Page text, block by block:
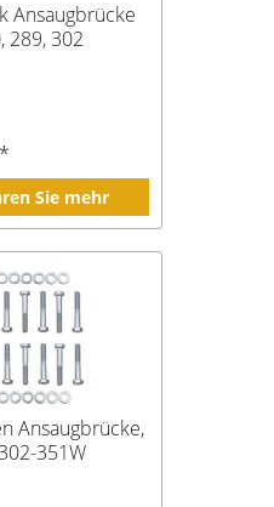
Ansaugbrücke
289, 302
Sie mehr
Ansaugbrücke,
351W